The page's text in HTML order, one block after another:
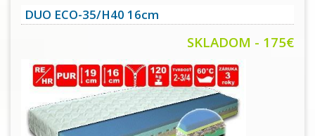
DUO ECO-35/H40 16cm
SKLADOM - 175€